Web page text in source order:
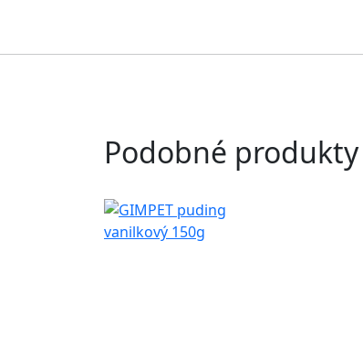
Podobné produkty